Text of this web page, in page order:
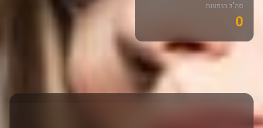
סה"כ הופעות
0